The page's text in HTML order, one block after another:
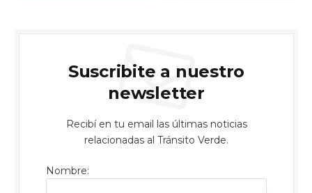
Suscribite a nuestro
newsletter
Recibí en tu email las últimas noticias
relacionadas al Tránsito Verde.
Nombre: